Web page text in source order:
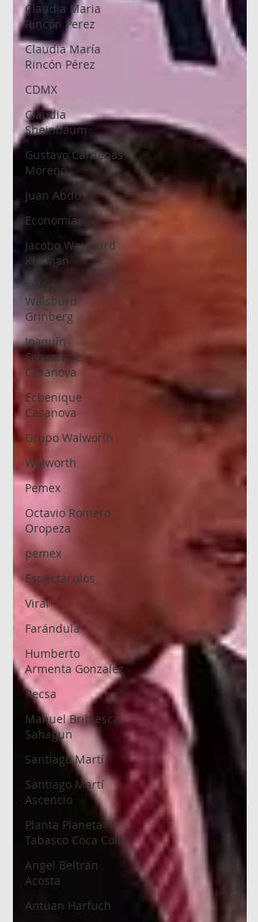
Claudia Maria
Rincón Perez
Claudia María
Rincón Pérez
CDMX
Claudia
Sheinbaum
Gustavo Cárdenas
Moreno
Juan Abdo
Economía
Jacobo Waisburd
Kleiman
Salomón
Waisburd
Grinberg
Joaquín
Echenique
Casanova
Echenique
Casanova
Grupo Walworth
Walworth
Pemex
Octavio Romero
Oropeza
pemex
Espectáculos
Viral
Farándula
Humberto
Armenta Gonzalez
Recsa
Manuel Bribiesca
Sahagun
Santiago Martí
Santiago Martí
Ascencio
Planta Planeta
Tabasco Coca Cola
Angel Beltran
Acosta
Antuan Harfuch